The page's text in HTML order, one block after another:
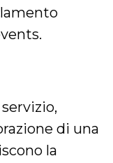
di una
la